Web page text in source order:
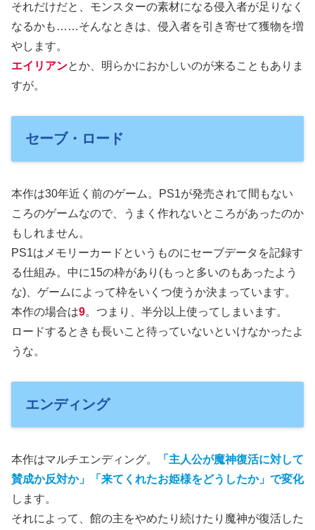
それだけだと、モンスターの素材になる侵入者が足りなく
なるかも……そんなときは、侵入者を引き寄せて獲物を増
やします。
エイリアンとか、明らかにおかしいのが来ることもありま
すが。
セーブ・ロード
本作は30年近く前のゲーム。PS1が発売されて間もない
ころのゲームなので、うまく作れないところがあったのか
もしれません。
PS1はメモリーカードというものにセーブデータを記録す
る仕組み。中に15の枠があり(もっと多いのもあったよう
な)、ゲームによって枠をいくつ使うか決まっています。
本作の場合は9。つまり、半分以上使ってしまいます。
ロードするときも長いこと待っていないといけなかったよ
うな。
エンディング
本作はマルチエンディング。
「主人公が魔神復活に対して
賛成か反対か」「来てくれたお姫様をどうしたか」で変化
します。
それによって、館の主をやめたり続けたり魔神が復活した